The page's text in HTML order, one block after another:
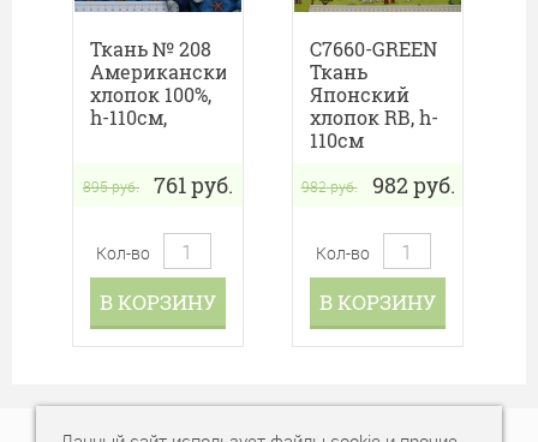
Ткань № 208
Американский
хлопок 100%,
h-110см,
895руб. 761руб.
Кол-во
В КОРЗИНУ
C7660-GREEN
Ткань
Японский
хлопок RB, h-
110см
982руб. 982руб.
Кол-во
В КОРЗИНУ